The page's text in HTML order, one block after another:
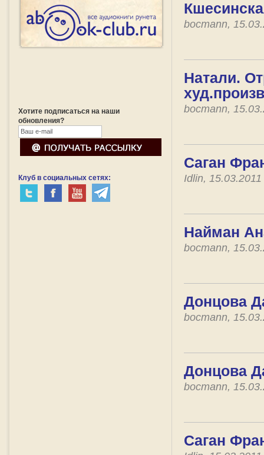
Хотите подписаться на наши
обновления?
Клуб в социальных сетях:
bocmann,
Натали.
bocmann,
Саган
Idlin,
Найман
bocmann,
Донцова
bocmann,
Донцова
bocmann,
Саган